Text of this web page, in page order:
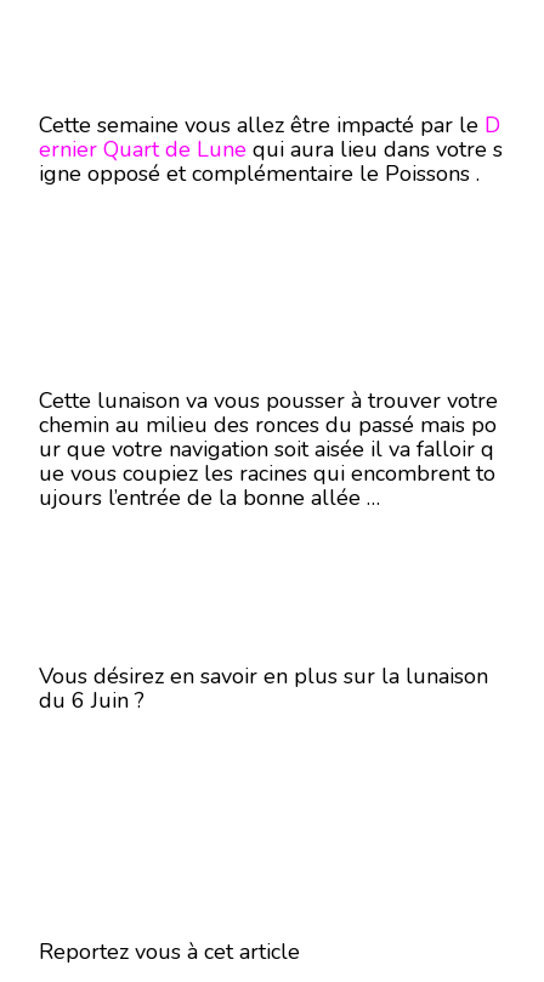
Cette semaine vous allez être impacté par le D
ernier Quart de Lune qui aura lieu dans votre s
igne opposé et complémentaire le Poissons .
Cette lunaison va vous pousser à trouver votre
chemin au milieu des ronces du passé mais po
ur que votre navigation soit aisée il va falloir q
ue vous coupiez les racines qui encombrent to
ujours l’entrée de la bonne allée …
Vous désirez en savoir en plus sur la lunaison
du 6 Juin ?
Reportez vous à cet article